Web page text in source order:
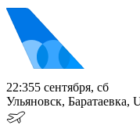
22:355 сентября, сб
Ульяновск, Баратаевка,